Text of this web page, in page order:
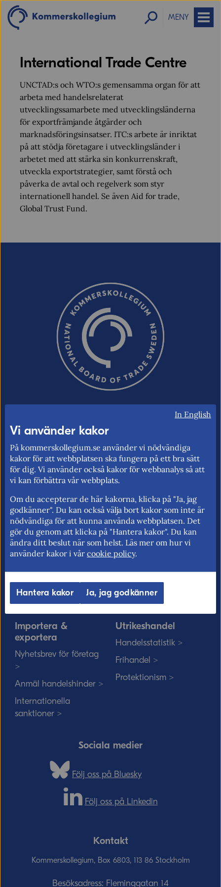
MENY
International Trade Centre
UNCTAD:s och WTO:s gemensamma organ för att
arbeta med handelsrelaterat
utvecklingssamarbete med utvecklingsländerna
för exportfrämjande åtgärder och
marknadsföringsinsatser. ITC:s arbete är inriktat
på att stödja företagare i utvecklingsländer i
arbetet med att stärka sin konkurrenskraft,
utveckla exportstrategier, samt förstå och
påverka de avtal och regelverk som styr
internationell handel. Se även Aid for trade,
Global Trust Fund.
Kommerskollegium – Sveriges myndighet
handelspolitik. Vi verkar för frihandel och
för fri rörlighet på EU:s inre marknad.
Kommerskollegium
Jobba hos oss >
Sök medarbetare >
minoritetsspråk och
teckenspråk >
EU-rätten
Utan personnummer i
Sverige >
Solvit löser problem i EU
>
Myndigheter, kommuner
och EU-rätten >
Importera &
exportera
Nyhetsbrev för företag
>
Anmäl handelshinder >
Internationella
sanktioner >
Utrikeshandel
Handelsstatistik >
Frihandel >
Protektionism >
Sociala medier
Följ oss på Bluesky
Följ oss på Linkedin
Kontakt
Kommerskollegium, Box 6803, 113 86 Stockholm
Besöksadress: Fleminggatan 14
In English
Vi använder kakor
På kommerskollegium.se använder vi nödvändiga
kakor för att webbplatsen ska fungera på ett bra sätt
för dig. Vi använder också kakor för webbanalys så att
vi kan förbättra vår webbplats.
Om du accepterar de här kakorna, klicka på "Ja, jag
godkänner". Du kan också välja bort kakor som inte är
nödvändiga för att kunna använda webbplatsen. Det
gör du genom att klicka på "Hantera kakor". Du kan
ändra ditt beslut när som helst. Läs mer om hur vi
använder kakor i vår cookie policy.
Hantera kakor Ja, jag godkänner